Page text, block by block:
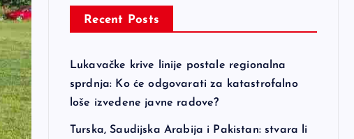
Recent Posts
Lukavačke krive linije postale regionalna
sprdnja: Ko će odgovarati za katastrofalno
loše izvedene javne radove?
Turska, Saudijska Arabija i Pakistan: stvara li